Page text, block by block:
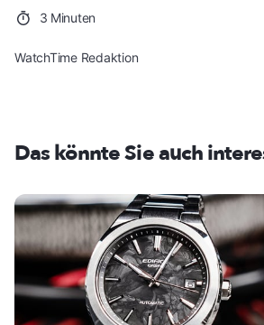
3 Minuten
WatchTime Redaktion
Das könnte Sie auch